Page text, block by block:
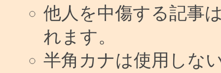
他人を中傷する記事
れます。
半角カナは使用しな